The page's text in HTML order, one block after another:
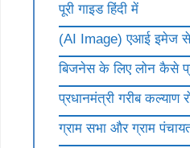
पूरी गाइड हिंदी में
(AI Image) एआई इमेज
बिजनेस के लिए लोन कैसे
प्रधानमंत्री गरीब कल्याण
ग्राम सभा और ग्राम